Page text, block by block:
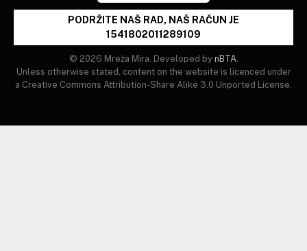
PODRŽITE NAŠ RAD, NAŠ RAČUN JE
1541802011289109
© 2026 Mreža Mira. Developed by nBTA.
Unless otherwise stated, content on the website is licenced under
a Creative Commons Attribution-Share Alike 3.0 Unported License.